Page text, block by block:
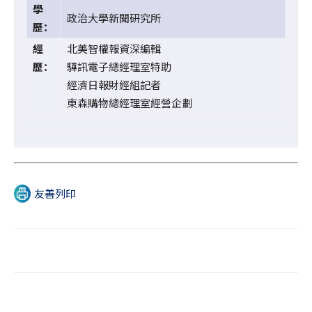
學
歷：
政治大學新聞研究所
經
歷：
北美智權報資深編輯
驊訊電子總經理室特助
經濟日報財經組記者
東森購物總經理室經營企劃
友善列印